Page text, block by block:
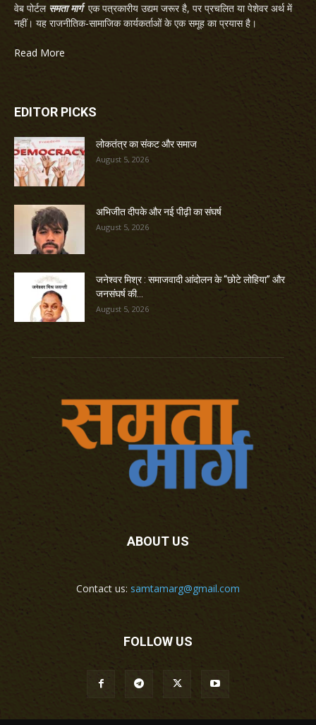
वेब पोर्टल समता मार्गएक पत्रकारीय उद्यम जरूर है, पर प्रचलित या पेशेवर अर्थ में
नहीं। यह राजनीतिक-सामाजिक कार्यकर्ताओं के एक समूह का प्रयास है।
Read More
EDITOR PICKS
लोकतंत्र का संकट और समाज
August 5, 2026
अभिजीत दीपके और नई पीढ़ी का संघर्ष
August 5, 2026
जनेश्वर मिश्र : समाजवादी आंदोलन के “छोटे लोहिया” और
जनसंघर्ष की...
August 5, 2026
ABOUT US
Contact us: samtamarg@gmail.com
FOLLOW US